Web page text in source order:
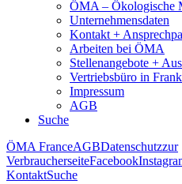
ÖMA – Ökologische
Unternehmensdaten
Kontakt +
Arbeiten bei ÖMA
Stellenangebote +
Vertriebsbüro in
Impressum
AGB
Suche
ÖMA FranceAGBDatenschutzzur
VerbraucherseiteFacebook
KontaktSuche